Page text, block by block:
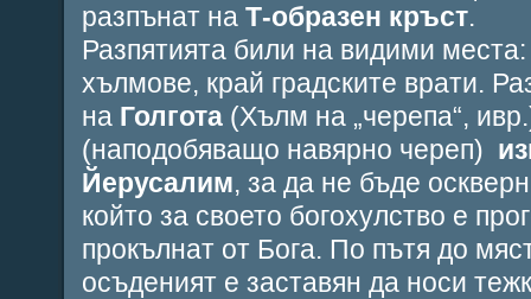
разпънат на Т-образен кръст.
Разпятията били на видими
хълмове, край градските врати.
на Голгота (Хълм на „черепа“,
(наподобяващо навярно череп)
Йерусалим, за да не бъде
който за своето богохулство е
прокълнат от Бога. По пътя до
осъденият е заставян да носи